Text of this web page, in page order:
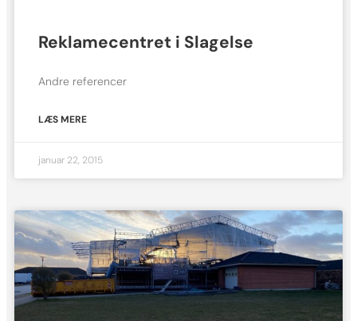
Reklamecentret i Slagelse
Andre referencer
LÆS MERE
januar 22, 2015